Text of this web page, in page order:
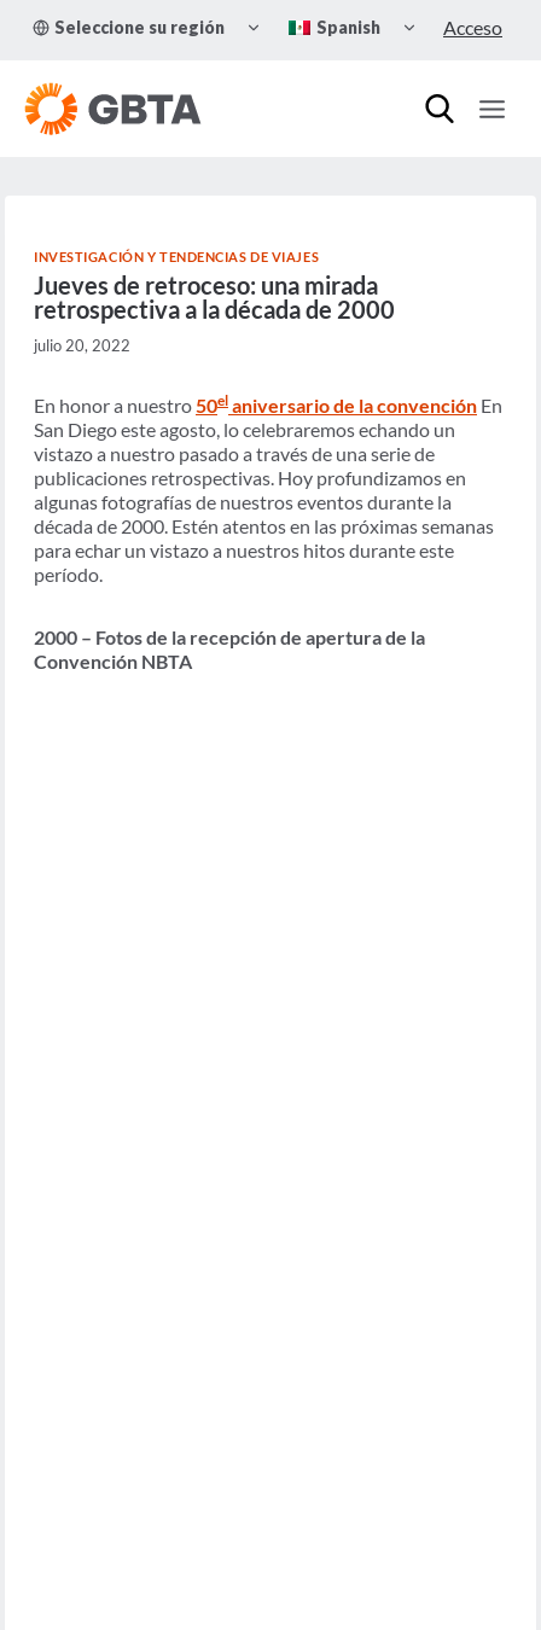
Seleccione su región
TOGGLE
CHILD
Spanish
CHILDAcceso
INVESTIGACIÓN Y TENDENCIAS DE VIAJES
Jueves de retroceso: una mirada
retrospectiva a la década de 2000
julio 20, 2022
En honor a nuestro50el aniversario de la convención En
San Diego este agosto, lo celebraremos echando un
vistazo a nuestro pasado a través de una serie de
publicaciones retrospectivas. Hoy profundizamos en
algunas fotografías de nuestros eventos durante la
década de 2000. Estén atentos en las próximas semanas
para echar un vistazo a nuestros hitos durante este
período.
2000 – Fotos de la recepción de apertura de la
Convención NBTA